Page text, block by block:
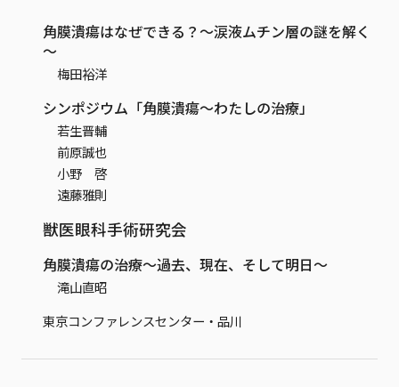
角膜潰瘍はなぜできる？～涙液ムチン層の謎を解く
～
梅田裕洋
シンポジウム「角膜潰瘍～わたしの治療」
若生晋輔
前原誠也
小野 啓
遠藤雅則
獣医眼科手術研究会
角膜潰瘍の治療～過去、現在、そして明日～
滝山直昭
東京コンファレンスセンター・品川